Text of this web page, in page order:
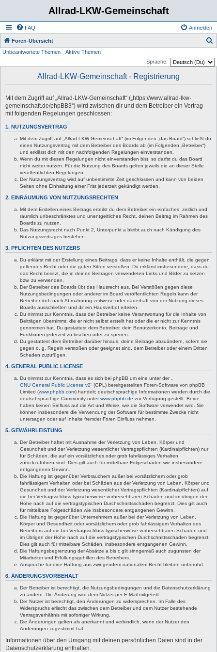
Allrad-LKW-Gemeinschaft
FAQ Anmelden
Foren-Übersicht
Unbeantwortete Themen
Aktive Themen
Sprache:
Allrad-LKW-Gemeinschaft - Registrierung
Mit dem Zugriff auf „Allrad-LKW-Gemeinschaft“ („https://www.allrad-lkw-
gemeinschaft.de/phpBB3“) wird zwischen dir und dem Betreiber ein Vertrag
mit folgenden Regelungen geschlossen:
1. NUTZUNGSVERTRAG
Mit dem Zugriff auf „Allrad-LKW-Gemeinschaft“ (im Folgenden „das Board“) schließt du
einen Nutzungsvertrag mit dem Betreiber des Boards ab (im Folgenden „Betreiber“)
und erklärst dich mit den nachfolgenden Regelungen einverstanden.
Wenn du mit diesen Regelungen nicht einverstanden bist, so darfst du das Board
nicht weiter nutzen. Für die Nutzung des Boards gelten jeweils die an dieser Stelle
veröffentlichten Regelungen.
Der Nutzungsvertrag wird auf unbestimmte Zeit geschlossen und kann von beiden
Seiten ohne Einhaltung einer Frist jederzeit gekündigt werden.
2. EINRÄUMUNG VON NUTZUNGSRECHTEN
Mit dem Erstellen eines Beitrags erteilst du dem Betreiber ein einfaches, zeitlich und
räumlich unbeschränktes und unentgeltliches Recht, deinen Beitrag im Rahmen des
Boards zu nutzen.
Das Nutzungsrecht nach Punkt 2, Unterpunkt a bleibt auch nach Kündigung des
Nutzungsvertrages bestehen.
3. PFLICHTEN DES NUTZERS
Du erklärst mit der Erstellung eines Beitrags, dass er keine Inhalte enthält, die gegen
geltendes Recht oder die guten Sitten verstoßen. Du erklärst insbesondere, dass du
das Recht besitzt, die in deinen Beiträgen verwendeten Links und Bilder zu setzen
bzw. zu verwenden.
Der Betreiber des Boards übt das Hausrecht aus. Bei Verstößen gegen diese
Nutzungsbedingungen oder anderer im Board veröffentlichten Regeln kann der
Betreiber dich nach Abmahnung zeitweise oder dauerhaft von der Nutzung dieses
Boards ausschließen und dir ein Hausverbot erteilen.
Du nimmst zur Kenntnis, dass der Betreiber keine Verantwortung für die Inhalte von
Beiträgen übernimmt, die er nicht selbst erstellt hat oder die er nicht zur Kenntnis
genommen hat. Du gestattest dem Betreiber, dein Benutzerkonto, Beiträge und
Funktionen jederzeit zu löschen oder zu sperren.
Du gestattest dem Betreiber darüber hinaus, deine Beiträge abzuändern, sofern sie
gegen o. g. Regeln verstoßen oder geeignet sind, dem Betreiber oder einem Dritten
Schaden zuzufügen.
4. GENERAL PUBLIC LICENSE
Du nimmst zur Kenntnis, dass es sich bei phpBB um eine unter der „
GNU General Public License v2“ (GPL) bereitgestellten Foren-Software von phpBB
Limited (www.phpbb.com) handelt; deutschsprachige Informationen werden durch die
deutschsprachige Community unterwww.phpbb.de zur Verfügung gestellt. Beide
haben keinen Einfluss auf die Art und Weise, wie die Software verwendet wird. Sie
können insbesondere die Verwendung der Software für bestimmte Zwecke nicht
untersagen oder auf Inhalte fremder Foren Einfluss nehmen.
5. GEWÄHRLEISTUNG
Der Betreiber haftet mit Ausnahme der Verletzung von Leben, Körper und
Gesundheit und der Verletzung wesentlicher Vertragspflichten (Kardinalpflichten) nur
für Schäden, die auf ein vorsätzliches oder grob fahrlässiges Verhalten
zurückzuführen sind. Dies gilt auch für mittelbare Folgeschäden wie insbesondere
entgangenen Gewinn.
Die Haftung ist gegenüber Verbrauchern außer bei vorsätzlichem oder grob
fahrlässigem Verhalten oder bei Schäden aus der Verletzung von Leben, Körper und
Gesundheit und der Verletzung wesentlicher Vertragspflichten (Kardinalpflichten) auf
die bei Vertragsschluss typischerweise vorhersehbaren Schäden und im übrigen der
Höhe nach auf die vertragstypischen Durchschnittsschäden begrenzt. Dies gilt auch
für mittelbare Folgeschäden wie insbesondere entgangenen Gewinn.
Die Haftung ist gegenüber Unternehmern außer bei der Verletzung von Leben,
Körper und Gesundheit oder vorsätzlichem oder grob fahrlässigem Verhalten des
Betreibers auf die bei Vertragsschluss typischerweise vorhersehbaren Schäden und
im Übrigen der Höhe nach auf die vertragstypischen Durchschnittsschäden begrenzt.
Dies gilt auch für mittelbare Schäden, insbesondere entgangenen Gewinn.
Die Haftungsbegrenzung der Absätze a bis c gilt sinngemäß auch zugunsten der
Mitarbeiter und Erfüllungsgehilfen des Betreibers.
Ansprüche für eine Haftung aus zwingendem nationalem Recht bleiben unberührt.
6. ÄNDERUNGSVORBEHALT
Der Betreiber ist berechtigt, die Nutzungsbedingungen und die Datenschutzerklärung
zu ändern. Die Änderung wird dem Nutzer per E-Mail mitgeteilt.
Der Nutzer ist berechtigt, den Änderungen zu widersprechen. Im Falle des
Widerspruchs erlischt das zwischen dem Betreiber und dem Nutzer bestehende
Vertragsverhältnis mit sofortiger Wirkung.
Die Änderungen gelten als anerkannt und verbindlich, wenn der Nutzer den
Änderungen zugestimmt hat.
Informationen über den Umgang mit deinen persönlichen Daten sind in der
Datenschutzerklärung enthalten.